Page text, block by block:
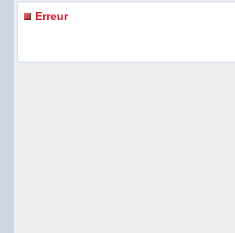
Erreur